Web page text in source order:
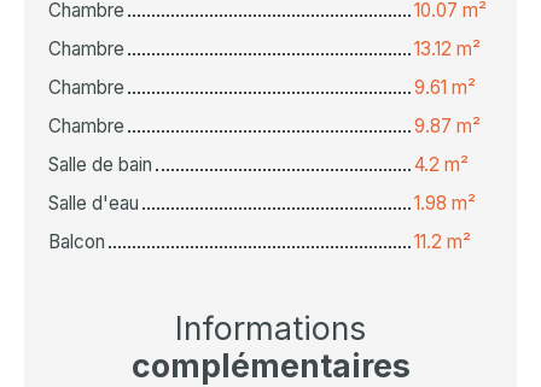
Chambre
10.07 m²
Chambre
13.12 m²
Chambre
9.61 m²
Chambre
9.87 m²
Salle de bain
4.2 m²
Salle d'eau
1.98 m²
Balcon
11.2 m²
Informations
complémentaires